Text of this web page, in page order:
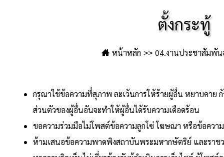
ตั้งกระทู้
หน้าหลัก 04.งานประชาสัมพัน
กรุณาใช้ข้อความที่สุภาพ ละเว้นการให้ร้ายผู้อื่น หยาบคาย
ส่วนตัวของผู้อื่นอันจะทำให้ผู้อื่นได้รับความเดือดร้อน
ขอความร่วมมือไม่โพสต์ข้อความลูกโซ่ โฆษณา หรือข้อควา
ห้ามเสนอข้อความพาดพิงสถาบันพระมหากษัตริย์ และราช